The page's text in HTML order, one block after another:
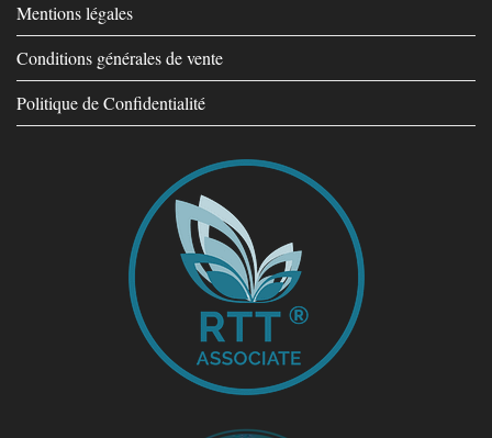
Mentions légales
Conditions générales de vente
Politique de Confidentialité